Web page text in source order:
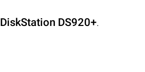
DiskStation DS920+.